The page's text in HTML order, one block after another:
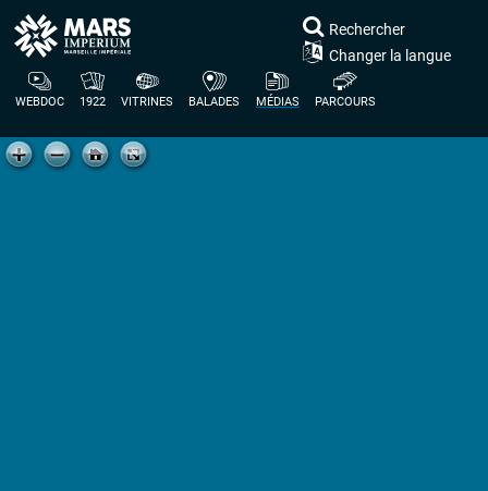
WEBDOC 1922 VITRINES BALADES MÉDIAS PARCOURS
Rechercher
Changer la langue